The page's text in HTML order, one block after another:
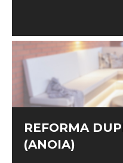
REFORMA
(ANOIA)